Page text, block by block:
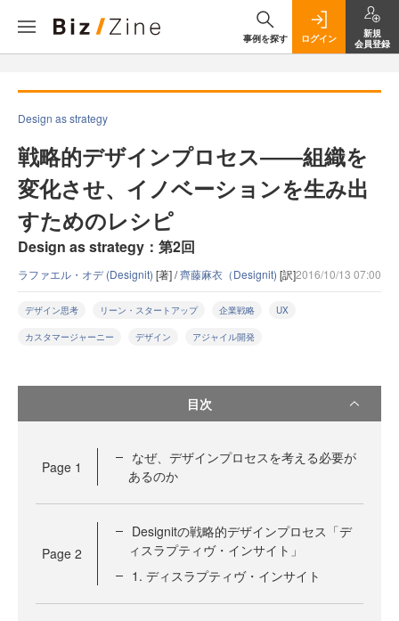
事例を探す ログイン
新規
会員登録
Design as strategy
戦略的デザインプロセス――組織を
変化させ、イノベーションを生み出
すためのレシピ
Design as strategy：第2回
ラファエル・オデ (Designit) [著] /齊藤麻衣（Designit) [訳]2016/10/13 07:00
デザイン思考 リーン・スタートアップ 企業戦略 UX
カスタマージャーニー デザイン アジャイル開発
目次
Page 1
なぜ、デザインプロセスを考える必要が
あるのか
Page 2
Designitの戦略的デザインプロセス「デ
ィスラプティヴ・インサイト」
1. ディスラプティヴ・インサイト